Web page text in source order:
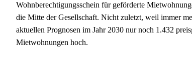
Wohnberechtigungsschein für geförderte
die Mitte der Gesellschaft. Nicht zuletzt, weil immer
aktuellen Prognosen im Jahr 2030 nur noch 1.432
Mietwohnungen hoch.